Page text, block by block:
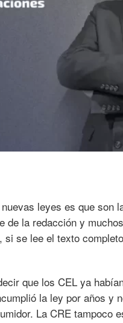
leyes es que son
de la redacción y
se lee el texto
que los CEL ya
la ley por años y
La CRE tampoco